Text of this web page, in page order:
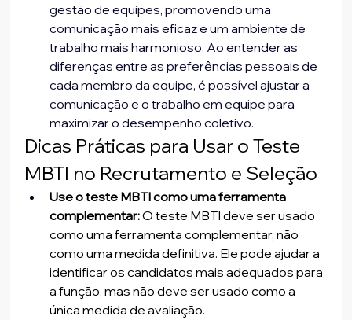
gestão de equipes, promovendo uma
comunicação mais eficaz e um ambiente de
trabalho mais harmonioso. Ao entender as
diferenças entre as preferências pessoais de
cada membro da equipe, é possível ajustar a
comunicação e o trabalho em equipe para
maximizar o desempenho coletivo.
Dicas Práticas para Usar o Teste
MBTI no Recrutamento e Seleção
Use o teste MBTI como uma ferramenta
complementar: O teste MBTI deve ser usado
como uma ferramenta complementar, não
como uma medida definitiva. Ele pode ajudar a
identificar os candidatos mais adequados para
a função, mas não deve ser usado como a
única medida de avaliação.